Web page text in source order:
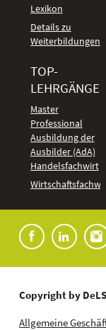
Lexikon
Details zu
Weiterbildungen
TOP-
LEHRGÄNGE
Master
Professional
Ausbildung der
Ausbilder (AdA)
Handelsfachwirt
Wirtschaftsfachwirt
Copyright by
Allgemeine